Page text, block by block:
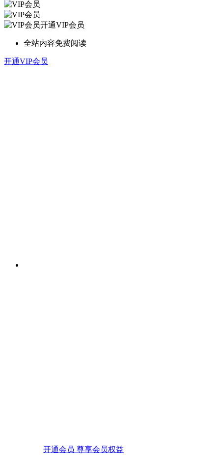
开通VIP会员
全站内容免费阅读
开通VIP会员
开通会员 尊享会员权益